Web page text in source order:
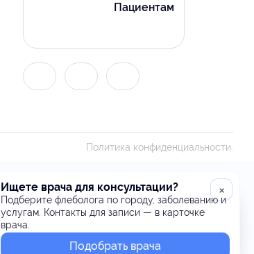
Пациентам
Политика конфиденциальности.
×
Ищете врача для консультации?
Подберите флеболога по городу, заболеванию и
услугам. Контакты для записи — в карточке
врача.
Подобрать врача